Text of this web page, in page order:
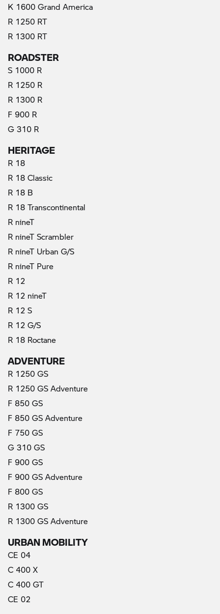
K 1600 Grand America
R 1250 RT
R 1300 RT
ROADSTER
S 1000 R
R 1250 R
R 1300 R
F 900 R
G 310 R
HERITAGE
R 18
R 18 Classic
R 18 B
R 18 Transcontinental
R nineT
R nineT Scrambler
R nineT Urban G/S
R nineT Pure
R 12
R 12 nineT
R 12 S
R 12 G/S
R 18 Roctane
ADVENTURE
R 1250 GS
R 1250 GS Adventure
F 850 GS
F 850 GS Adventure
F 750 GS
G 310 GS
F 900 GS
F 900 GS Adventure
F 800 GS
R 1300 GS
R 1300 GS Adventure
URBAN MOBILITY
CE 04
C 400 X
C 400 GT
CE 02